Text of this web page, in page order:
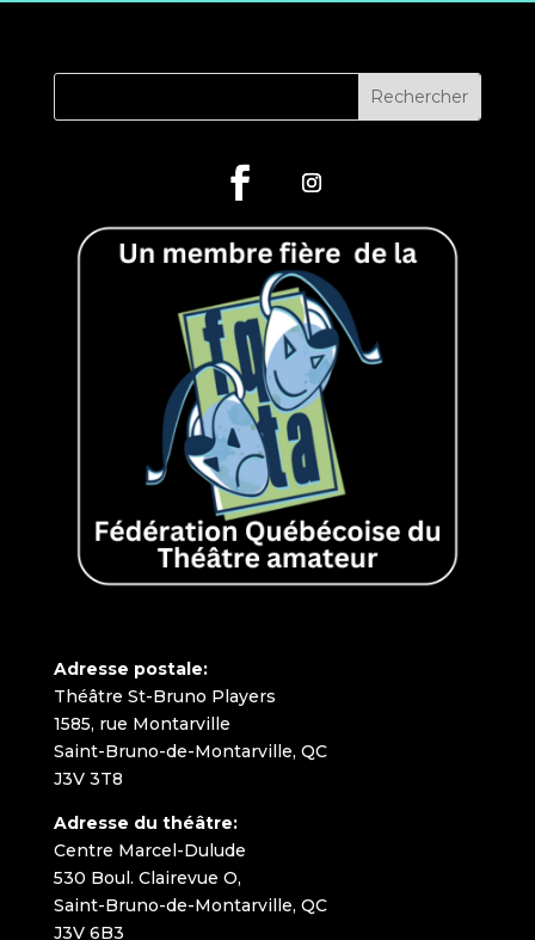
Adresse postale:
Théâtre St-Bruno Players
1585, rue Montarville
Saint-Bruno-de-Montarville, QC
J3V 3T8
Adresse du théâtre:
Centre Marcel-Dulude
530 Boul. Clairevue O,
Saint-Bruno-de-Montarville, QC
J3V 6B3